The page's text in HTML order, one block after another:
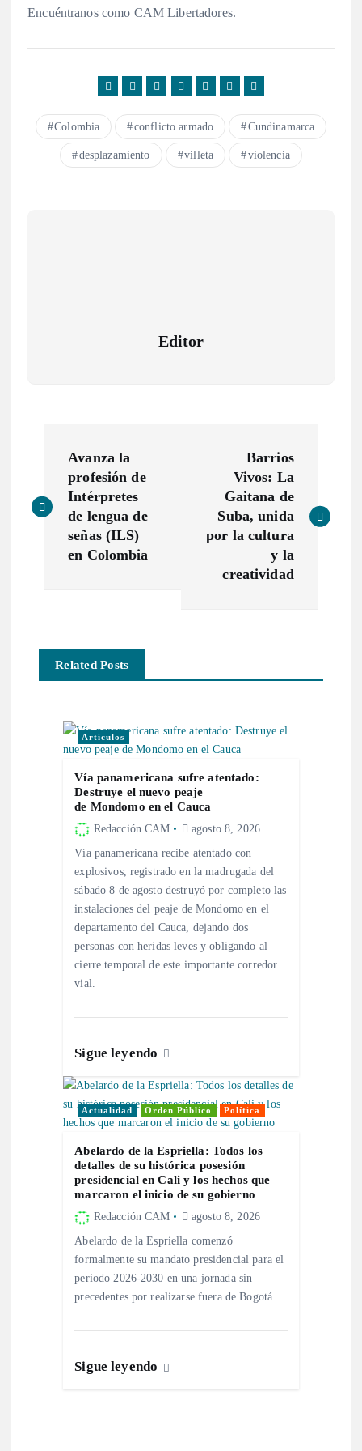
Encuéntranos como CAM Libertadores.
Colombia conflicto armado Cundinamarca
desplazamiento villeta violencia
Editor
v
a
c
Avanza la
profesión de
Intérpretes
de lengua de
señas (ILS)
en Colombia
Barrios
Vivos: La
Gaitana de
Suba, unida
por la cultura
y la
creatividad
Related Posts
Artículos
Vía panamericana sufre atentado:
Destruye el nuevo peaje
de Mondomo en el Cauca
Redacción CAM agosto 8, 2026
Vía panamericana recibe atentado con
explosivos, registrado en la madrugada del
sábado 8 de agosto destruyó por completo las
instalaciones del peaje de Mondomo en el
departamento del Cauca, dejando dos
personas con heridas leves y obligando al
cierre temporal de este importante corredor
vial.
Sigue leyendo
Actualidad Orden Público Política
Abelardo de la Espriella: Todos los
detalles de su histórica posesión
presidencial en Cali y los hechos que
marcaron el inicio de su gobierno
Redacción CAM agosto 8, 2026
Abelardo de la Espriella comenzó
formalmente su mandato presidencial para el
periodo 2026-2030 en una jornada sin
precedentes por realizarse fuera de Bogotá.
Sigue leyendo